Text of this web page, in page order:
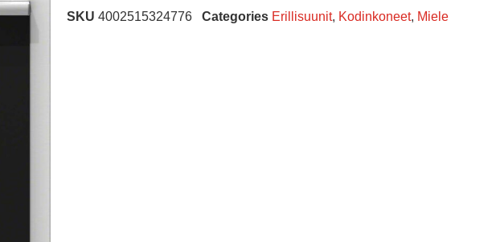
SKU 4002515324776 Categories Erillisuunit, Kodinkoneet, Miele